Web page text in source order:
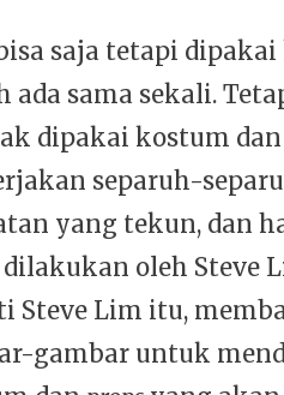
saja tetapi
ada sama sekali.
dipakai kostum
separuh-
yang tekun, dan
oleh Steve
Steve Lim itu,
gambar untuk